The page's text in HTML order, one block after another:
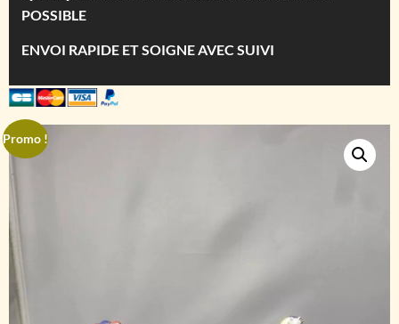
POSSIBLE
ENVOI RAPIDE ET SOIGNE AVEC SUIVI
Promo !